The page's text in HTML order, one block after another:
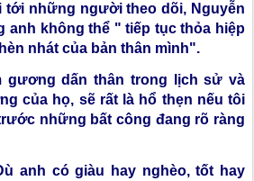
tới những người theo dõi, Nguyễn
anh không thể "tiếp tục thỏa hiệp
nhát của bản thân mình".
gương dấn thân trong lịch sử và
của họ, sẽ rất là hổ thẹn nếu tôi
những bất công đang rõ ràng
anh có giàu hay nghèo, tốt hay